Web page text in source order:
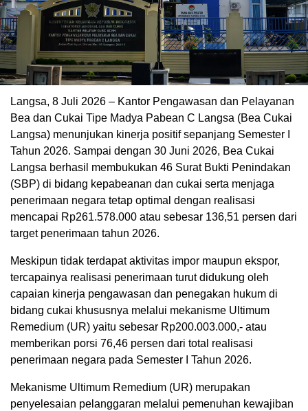
Langsa, 8 Juli 2026 – Kantor Pengawasan dan Pelayanan
Bea dan Cukai Tipe Madya Pabean C Langsa (Bea Cukai
Langsa) menunjukan kinerja positif sepanjang Semester I
Tahun 2026. Sampai dengan 30 Juni 2026, Bea Cukai
Langsa berhasil membukukan 46 Surat Bukti Penindakan
(SBP) di bidang kepabeanan dan cukai serta menjaga
penerimaan negara tetap optimal dengan realisasi
mencapai Rp261.578.000 atau sebesar 136,51 persen dari
target penerimaan tahun 2026.
Meskipun tidak terdapat aktivitas impor maupun ekspor,
tercapainya realisasi penerimaan turut didukung oleh
capaian kinerja pengawasan dan penegakan hukum di
bidang cukai khususnya melalui mekanisme Ultimum
Remedium (UR) yaitu sebesar Rp200.003.000,- atau
memberikan porsi 76,46 persen dari total realisasi
penerimaan negara pada Semester I Tahun 2026.
Mekanisme Ultimum Remedium (UR) merupakan
penyelesaian pelanggaran melalui pemenuhan kewajiban